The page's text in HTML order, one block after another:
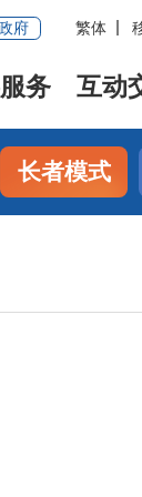
府 繁体
务 互动
长者模式